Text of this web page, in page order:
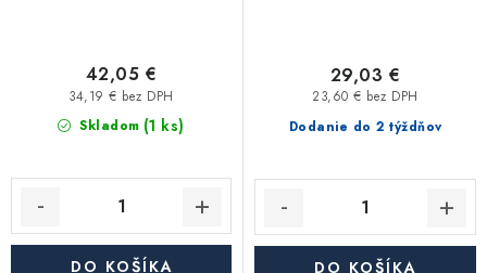
Skladom (1 ks)
34,19 € bez DPH
42,05 €
DO KOŠÍKA
Dodanie do 2 týždňov
23,60 € bez DPH
29,03 €
DO KOŠÍKA